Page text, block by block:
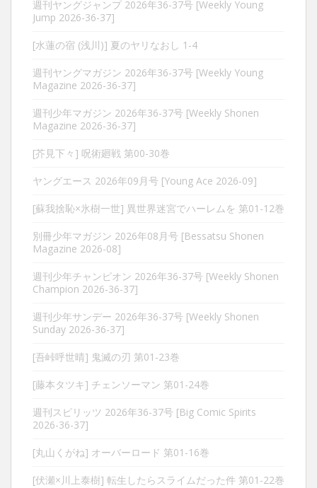
週刊ヤングジャンプ 2026年36-37号 [Weekly Young
Jump 2026-36-37]
[水蓮の宿 (浅川)] 夏のヤリなおし 1-4
週刊ヤングマガジン 2026年36-37号 [Weekly Young
Magazine 2026-36-37]
週刊少年マガジン 2026年36-37号 [Weekly Shonen
Magazine 2026-36-37]
[芥見下々] 呪術廻戦 第00-30巻
ヤングエース 2026年09月号 [Young Ace 2026-09]
[蘇我捨恥×氷樹一世] 異世界迷宮でハーレムを 第01-12巻
別冊少年マガジン 2026年08月号 [Bessatsu Shonen
Magazine 2026-08]
週刊少年チャンピオン 2026年36-37号 [Weekly Shonen
Champion 2026-36-37]
週刊少年サンデー 2026年36-37号 [Weekly Shonen
Sunday 2026-36-37]
[吾峠呼世晴] 鬼滅の刃 第01-23巻
[藤本タツキ] チェンソーマン 第01-24巻
週刊スピリッツ 2026年36-37号 [Big Comic Spirits
2026-36-37]
[丸山くがね] オーバーロード 第01-16巻
[伏瀬×川上泰樹] 転生したらスライムだった件 第01-22巻